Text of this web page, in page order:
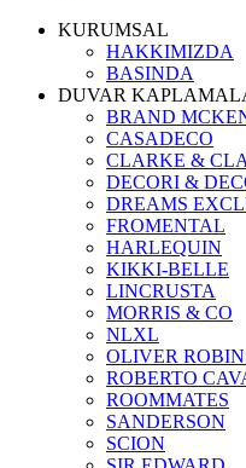
KURUMSAL
HAKKIMIZDA
BASINDA
DUVAR
BRAND
CASADECO
CLARKE &
DECORI &
DREAMS
FROMENTAL
HARLEQUIN
KIKKI-BELLE
LINCRUSTA
MORRIS & CO
NLXL
OLIVER
ROBERTO
ROOMMATES
SANDERSON
SCION